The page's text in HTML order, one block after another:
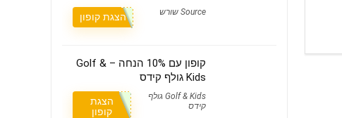
Source שורש הצגת קופון
קופון עם 10% הנחה – Golf &
Kids גולף קידס
Golf & Kids גולף
קידס
הצגת
קופון